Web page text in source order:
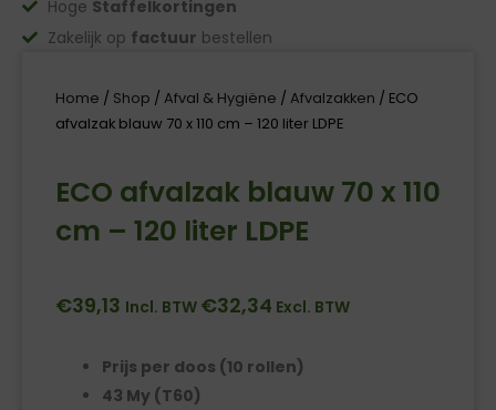
Hoge Staffelkortingen
Zakelijk op factuur bestellen
Home / Shop / Afval & Hygiëne / Afvalzakken / ECO
afvalzak blauw 70 x 110 cm – 120 liter LDPE
ECO afvalzak blauw 70 x 110
cm – 120 liter LDPE
€39,13 Incl. BTW €32,34 Excl. BTW
Prijs per doos (10 rollen)
43 My (T60)